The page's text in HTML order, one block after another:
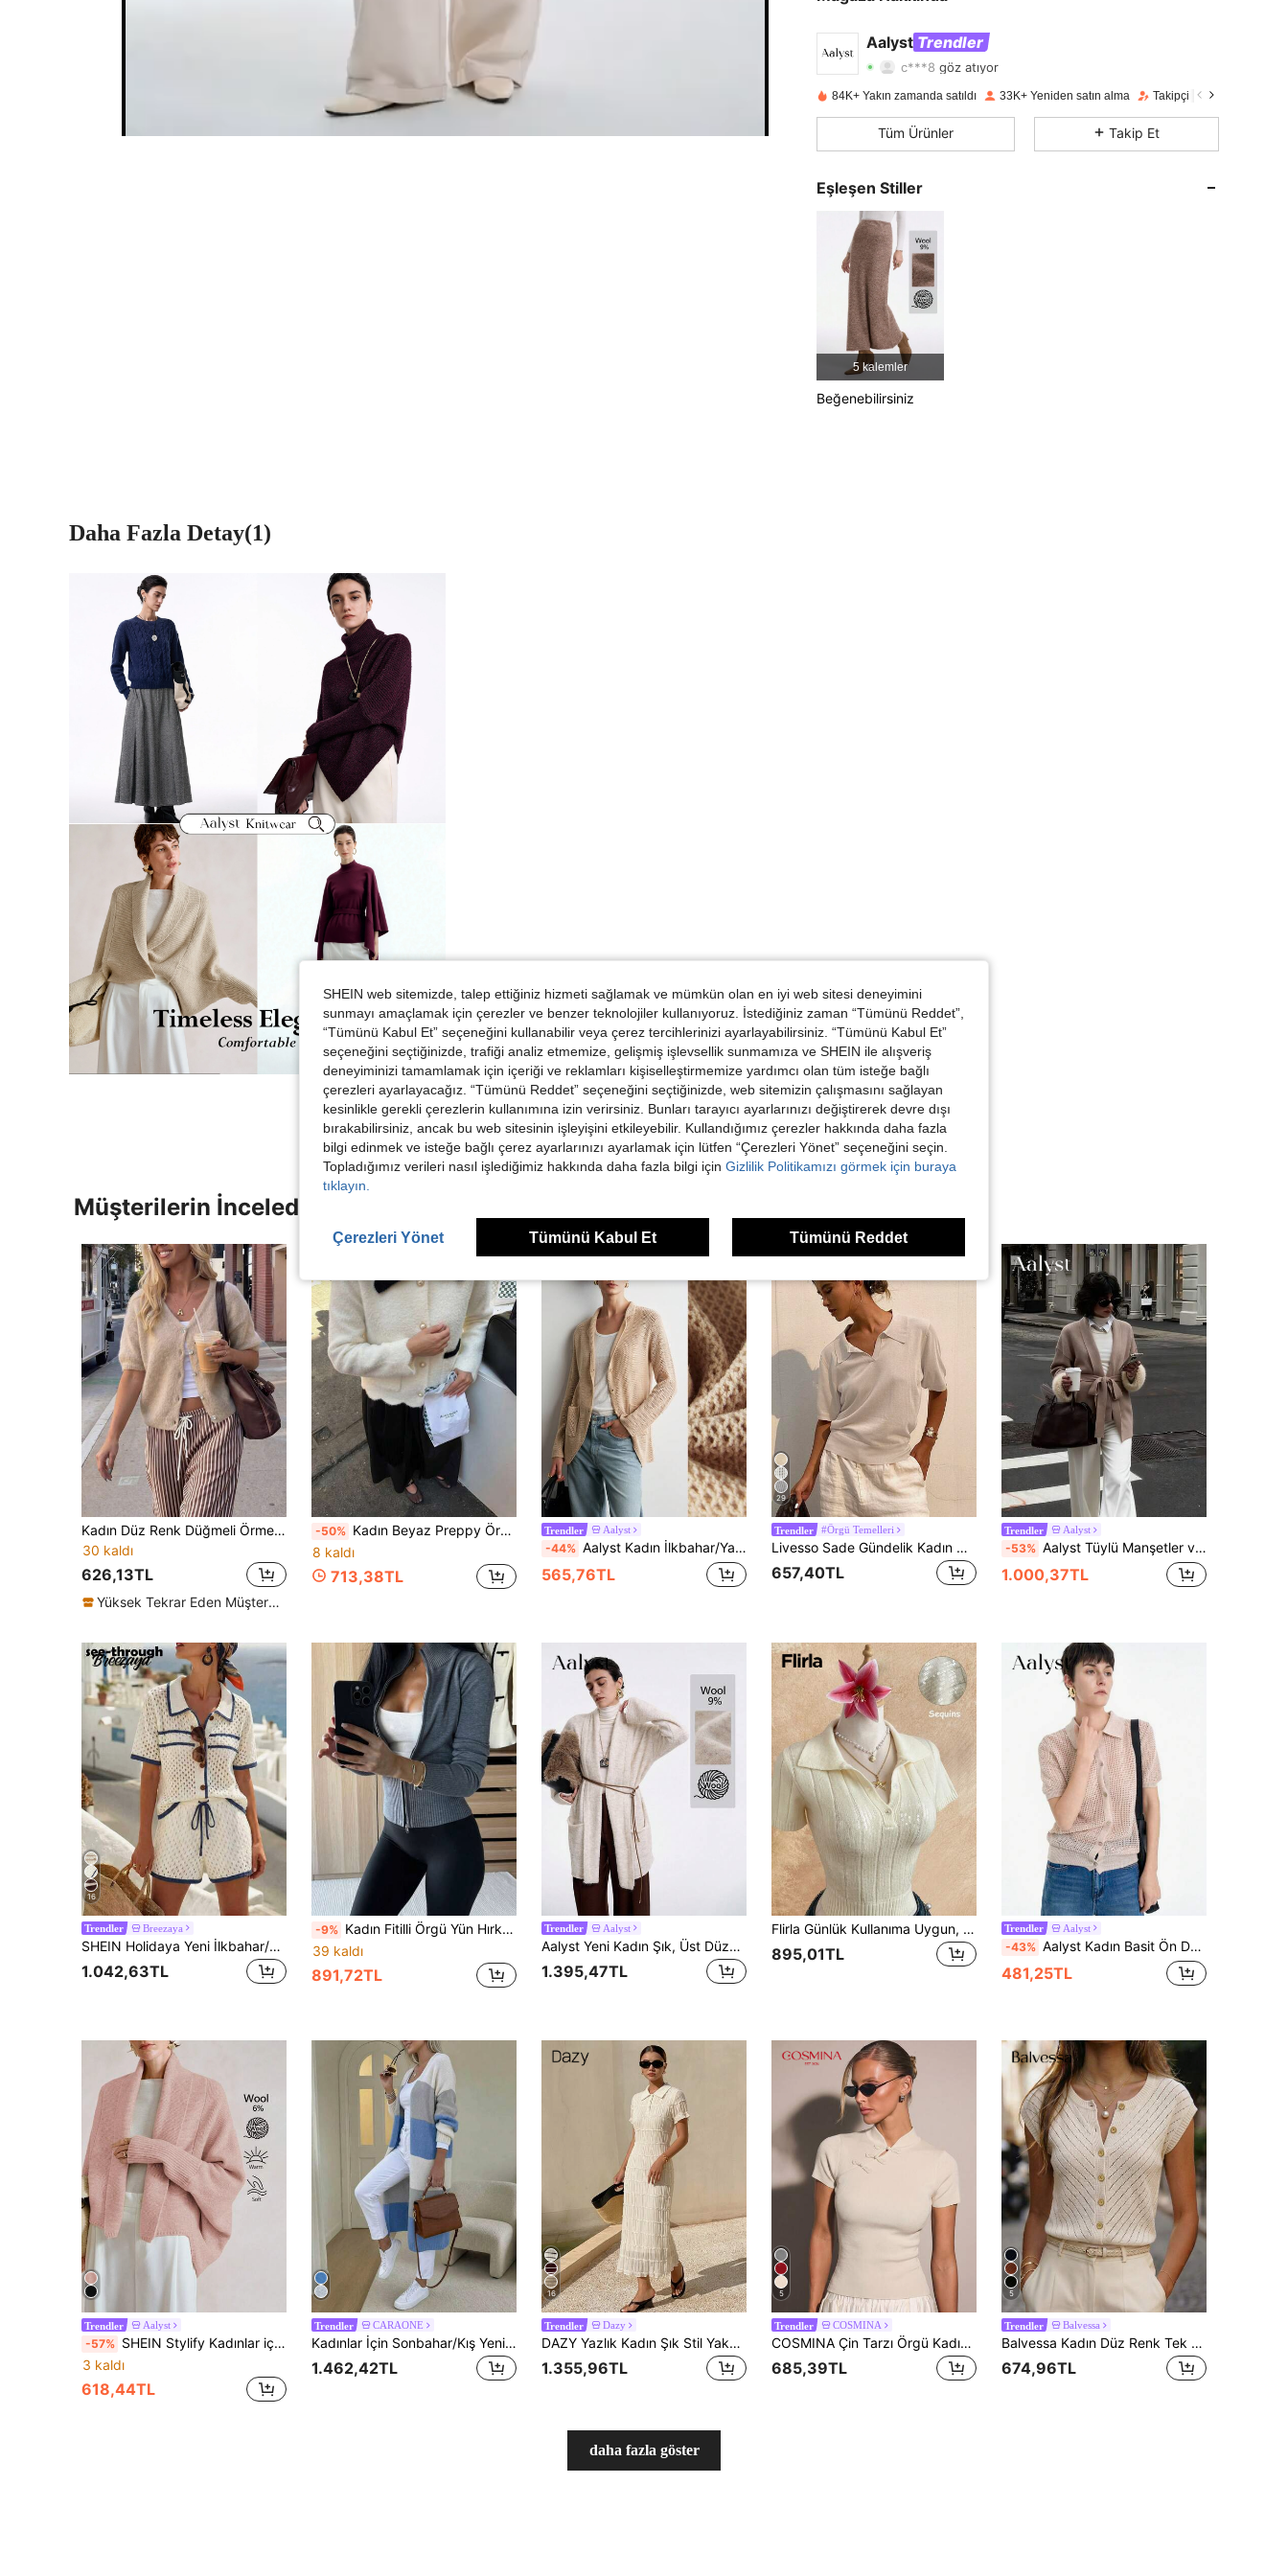
Aalyst Trendler
c***8 göz atıyor
4,78 Derecelendirme
4,78 959 176K
4,78
4,78
4,78
84K+ Yakın zamanda satıldı 33K+ Yeniden satın alma Takipçi artışı 17%
Tüm Ürünler Takip Et
Eşleşen Stiller
5 kalemler
Beğenebilirsiniz
Daha Fazla Detay(1)
Müşterilerin İncelediği Diğer Ürünler
Kadın Düz Renk Düğmeli Örme Hırka, Kayısı Rengi V Yaka Bol Minimalist Dokulu Yün Karışımlı Kısa Kollu Kazak, Old Money Stili, Sonbahar/Kış
30 kaldı
626,13TL
Yüksek Tekrar Eden Müşteriler
-50% Kadın Beyaz Preppy Örme Hırka, Siyah Yaka ve İnci Düğmeli, Uzun Kollu Rahat Kışlık Dış Giyim
8 kaldı
713,38TL
Trendler Aalyst
-44% Aalyst Kadın İlkbahar/Yaz Yeni Gelen 1 Parça Polo Yaka Vücuda Oturan Uzun Delikli Tasarım Zarif Hanımefendi Fransız Stili Örgü Cepli Hırka Üst
565,76TL
29
Trendler #Örgü Temelleri
Livesso Sade Gündelik Kadın Örgü Üstler
657,40TL
Trendler Aalyst
-53% Aalyst Tüylü Manşetler ve Bel Kemeri ile Şık Tatil Düşük Omuz Örgü Hırka, Açık Kayısı Rengi, Sonbahar/Kış Toplantıları İçin Uygun
1.000,37TL
16
Trendler Breezaya
SHEIN Holidaya Yeni İlkbahar/Yaz Plaj Tatili Kayısı Rengi Delikli Doku Kontrast Yaka Rahat Retro Etek Ucu Günlük Yumuşak Konforlu Şık Tasarım Günlük Polo Yaka Hırka ve Büzgülü Şort Kadın 2 Parça Set
1.042,63TL
-9% Kadın Fitilli Örgü Yün Hırka, Çift Fermuarlı Dik Yaka, Kısa Slim Fit, Orta Esneklik, Sonbahar ve Kış Mevsiminde Sıcak Tutmaya Uygun
39 kaldı
891,72TL
Trendler Aalyst
Aalyst Yeni Kadın Şık, Üst Düzey Cep Tasarımlı Örme Hırka, Sonbahar/Kış
1.395,47TL
Flirla Günlük Kullanıma Uygun, Çok Yönlü, Payet İşlemeli, Düz Renk, Yarım Fermuarlı, Kısa Kollu, Vücuda Oturan Örme Kazak
895,01TL
Trendler Aalyst
-43% Aalyst Kadın Basit Ön Düğmeli Kısa Kollu Bej İçi Boş Örgü Hırka
481,25TL
Trendler Aalyst
-57% SHEIN Stylify Kadınlar için Sonbahar/Kış Yeni Asimetrik Etekli Bol Kesim Örgü Hırka, Şık, Lüks ve Günlük Kullanıma Uygun Çok Yönlü Parça
3 kaldı
618,44TL
Trendler CARAONE
Kadınlar İçin Sonbahar/Kış Yeni Moda Günlük Renk Bloklu Çizgili Uzun Kollu Örme Hırka
1.462,42TL
16
Trendler Dazy
DAZY Yazlık Kadın Şık Stil Yaka Kontrast Renkli Çizgili Kazak Elbise
1.355,96TL
5
Trendler COSMINA
COSMINA Çin Tarzı Örgü Kadın Üst, Çin Düğmesi Süslemeli
685,39TL
5
Trendler Balvessa
Balvessa Kadın Düz Renk Tek Sıralı Düğmeli Günlük Çok Yönlü Hırka
674,96TL
daha fazla göster
SHEIN web sitemizde, talep ettiğiniz hizmeti sağlamak ve mümkün olan en iyi web sitesi deneyimini
sunmayı amaçlamak için çerezler ve benzer teknolojiler kullanıyoruz. İstediğiniz zaman “Tümünü Reddet”,
“Tümünü Kabul Et” seçeneğini kullanabilir veya çerez tercihlerinizi ayarlayabilirsiniz. “Tümünü Kabul Et”
seçeneğini seçtiğinizde, trafiği analiz etmemize, gelişmiş işlevsellik sunmamıza ve SHEIN ile alışveriş
deneyiminizi tamamlamak için içeriği ve reklamları kişiselleştirmemize yardımcı olan tüm isteğe bağlı
çerezleri ayarlayacağız. “Tümünü Reddet” seçeneğini seçtiğinizde, web sitemizin çalışmasını sağlayan
kesinlikle gerekli çerezlerin kullanımına izin verirsiniz. Bunları tarayıcı ayarlarınızı değiştirerek devre dışı
bırakabilirsiniz, ancak bu web sitesinin işleyişini etkileyebilir. Kullandığımız çerezler hakkında daha fazla
bilgi edinmek ve isteğe bağlı çerez ayarlarınızı ayarlamak için lütfen “Çerezleri Yönet” seçeneğini seçin.
Topladığımız verileri nasıl işlediğimiz hakkında daha fazla bilgi için Gizlilik Politikamızı görmek için buraya
tıklayın.
Çerezleri Yönet Tümünü Kabul Et Tümünü Reddet